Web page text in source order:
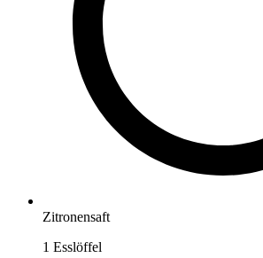
Zitronensaft
1 Esslöffel